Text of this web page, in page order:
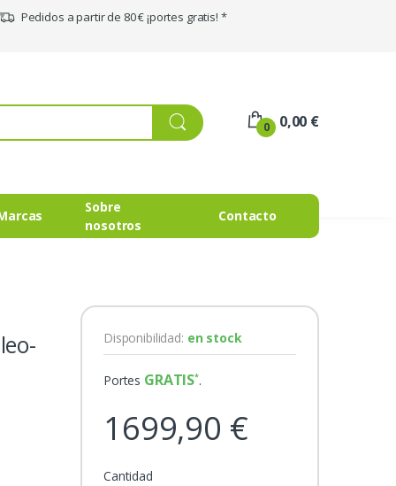
Pedidos a partir de 80 € ¡portes gratis! *
0 0,00 €
Sobre
nosotros
Contacto
Disponibilidad: en stock
Portes GRATIS .
1699,90 €
Cantidad